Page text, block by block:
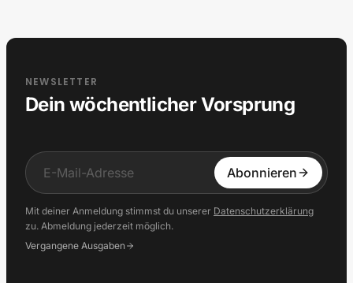
NEWSLETTER
Dein wöchentlicher Vorsprung
Input Abonnieren
Mit deiner Anmeldung stimmst du unserer Datenschutzerklärung
zu. Abmeldung jederzeit möglich.
Vergangene Ausgaben